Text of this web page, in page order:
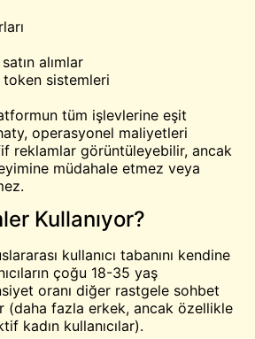
alımlar
sistemleri
tüm işlevlerine eşit
operasyonel maliyetleri
reklamlar görüntüleyebilir, ancak
müdahale etmez veya
Kullanıyor?
kullanıcı tabanını kendine
çoğu 18-35 yaş
oranı diğer rastgele sohbet
(daha fazla erkek, ancak özellikle
kadın kullanıcılar).